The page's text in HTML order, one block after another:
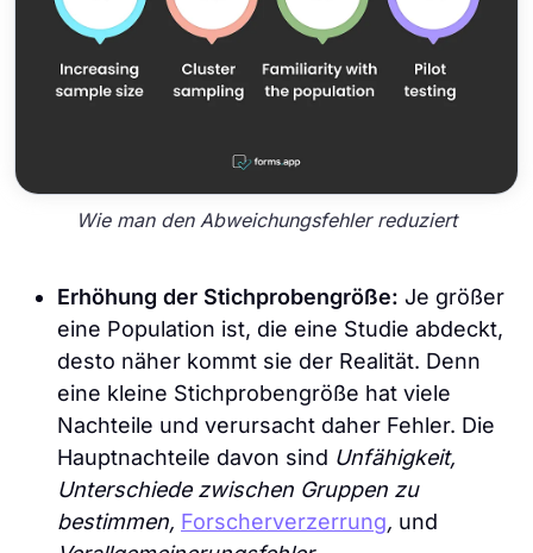
Wie man den Abweichungsfehler reduziert
Erhöhung der Stichprobengröße: Je größer
eine Population ist, die eine Studie abdeckt,
desto näher kommt sie der Realität. Denn
eine kleine Stichprobengröße hat viele
Nachteile und verursacht daher Fehler. Die
Hauptnachteile davon sind Unfähigkeit,
Unterschiede zwischen Gruppen zu
bestimmen, Forscherverzerrung, und